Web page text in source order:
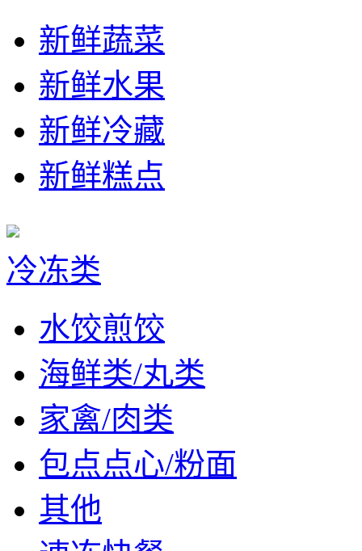
新鲜蔬菜
新鲜水果
新鲜冷藏
新鲜糕点
冷冻类
水饺煎饺
海鲜类/丸类
家禽/肉类
包点点心/粉面
其他